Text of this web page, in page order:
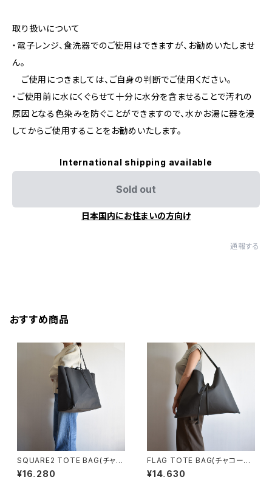
取り扱いについて
・電子レンジ、食洗器でのご使用はできますが、お勧めいたしませ
ん。
ご使用につきましては、ご自身の判断でご使用ください。
・ご使用前に水にくぐらせて十分に水分を含ませることで汚れの
原因となる色染みを防ぐことができますので、水かお湯に器を浸
してからご使用することをお勧めいたします。
International shipping available
Sold out
日本国内にお住まいの方向け
通報する
おすすめ商品
SQUARE2 TOTE BAG(チャコ
ール/グレー）
¥16,280
FLAG TOTE BAG(チャコール/
グレー)
¥14,630